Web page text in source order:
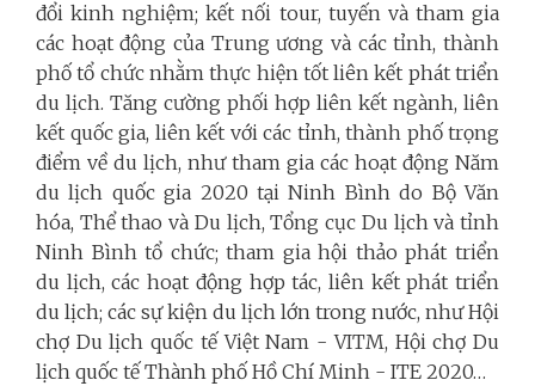
đổi kinh nghiệm; kết nối tour, tuyến và tham gia
các hoạt động của Trung ương và các tỉnh, thành
phố tổ chức nhằm thực hiện tốt liên kết phát triển
du lịch. Tăng cường phối hợp liên kết ngành, liên
kết quốc gia, liên kết với các tỉnh, thành phố trọng
điểm về du lịch, như tham gia các hoạt động Năm
du lịch quốc gia 2020 tại Ninh Bình do Bộ Văn
hóa, Thể thao và Du lịch, Tổng cục Du lịch và tỉnh
Ninh Bình tổ chức; tham gia hội thảo phát triển
du lịch, các hoạt động hợp tác, liên kết phát triển
du lịch; các sự kiện du lịch lớn trong nước, như Hội
chợ Du lịch quốc tế Việt Nam - VITM, Hội chợ Du
lịch quốc tế Thành phố Hồ Chí Minh - ITE 2020…